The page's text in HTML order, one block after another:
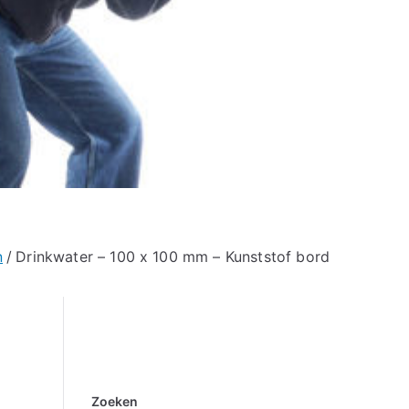
Drinkwater – 100 x 100 mm – Kunststof bord
Zoeken